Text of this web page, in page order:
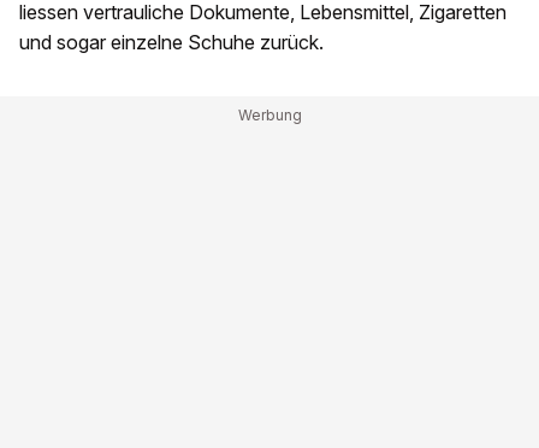
liessen vertrauliche Dokumente, Lebensmittel, Zigaretten
und sogar einzelne Schuhe zurück.